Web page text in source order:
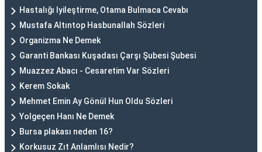
Hastalığı Iyileştirme, Otama Bulmaca Cevabı
Mustafa Altıntop Hasbunallah Sözleri
Organizma Ne Demek
Garanti Bankası Kuşadası Çarşı Şubesi Şubesi
Muazzez Abacı - Cesaretim Var Sözleri
Kerem Sokak
Mehmet Emin Ay Gönül Hun Oldu Sözleri
Yolgeçen Hanı Ne Demek
Bursa plakası neden 16?
Korkusuz Zıt Anlamlısı Nedir?